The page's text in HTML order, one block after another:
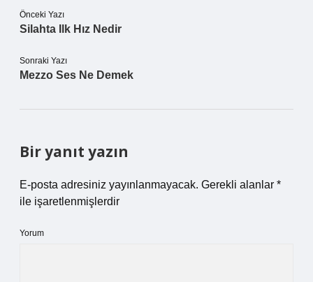
Önceki Yazı
Silahta Ilk Hız Nedir
Sonraki Yazı
Mezzo Ses Ne Demek
Bir yanıt yazın
E-posta adresiniz yayınlanmayacak. Gerekli alanlar *
ile işaretlenmişlerdir
Yorum